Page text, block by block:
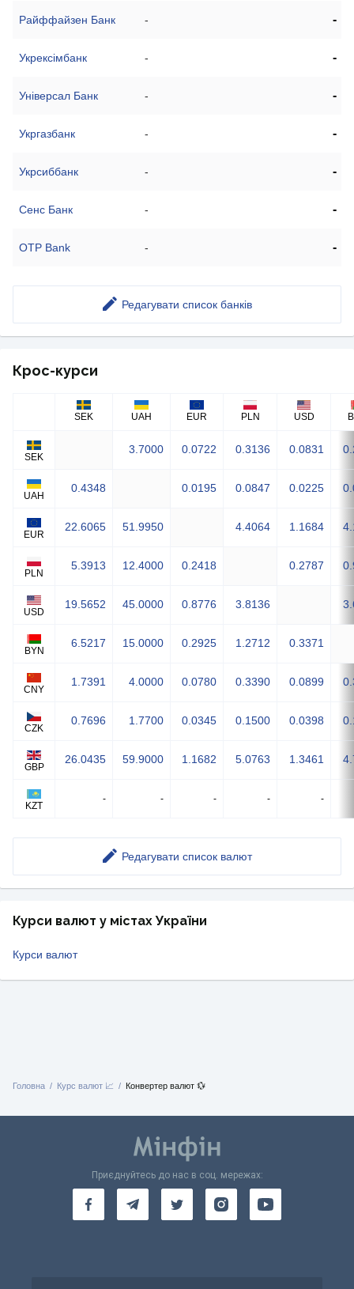
Райффайзен Банк - -
Укрексімбанк - -
Універсал Банк - -
Укргазбанк - -
Укрсиббанк - -
Сенс Банк - -
OTP Bank - -
Редагувати список банків
Крос-курси
SEK UAH EUR PLN USD
SEK
3.7000 0.0722 0.3136 0.0831
UAH
0.4348 0.0195 0.0847 0.0225
EUR
22.6065 51.9950 4.4064 1.1684
PLN
5.3913 12.4000 0.2418 0.2787
USD
19.5652 45.0000 0.8776 3.8136
BYN
6.5217 15.0000 0.2925 1.2712 0.3371
CNY
1.7391 4.0000 0.0780 0.3390 0.0899
CZK
0.7696 1.7700 0.0345 0.1500 0.0398
GBP
26.0435 59.9000 1.1682 5.0763 1.3461
KZT
- - - - -
Редагувати список валют
Курси валют у містах України
Курси валют
Головна Курс валют 📈 Конвертер валют 💱
Приєднуйтесь до нас в соц. мережах: